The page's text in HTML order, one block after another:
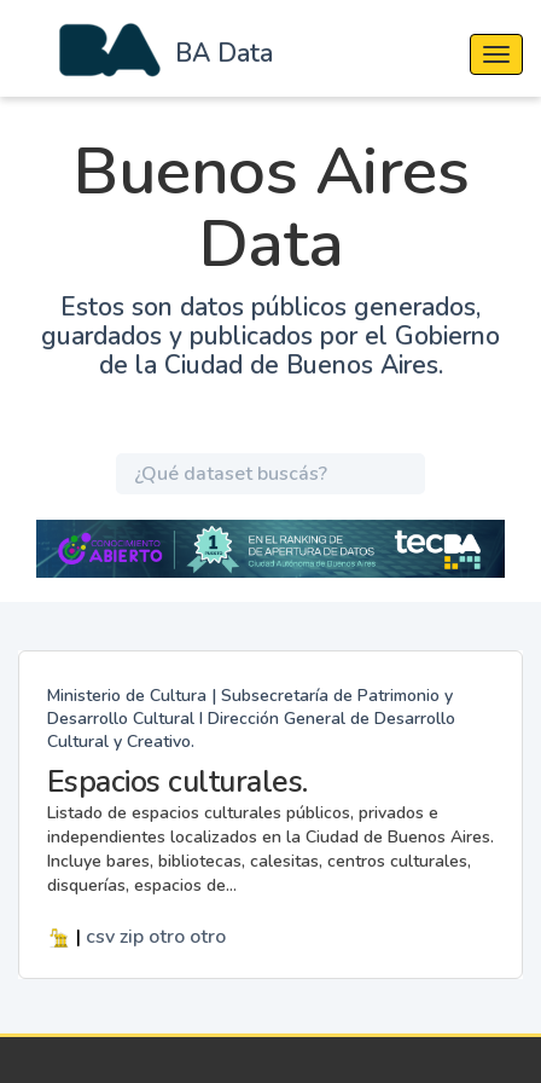
BA Data
Buenos Aires
Data
Estos son datos públicos generados,
guardados y publicados por el Gobierno
de la Ciudad de Buenos Aires.
Ministerio de Cultura | Subsecretaría de Patrimonio y
Desarrollo Cultural I Dirección General de Desarrollo
Cultural y Creativo.
Espacios culturales.
Listado de espacios culturales públicos, privados e
independientes localizados en la Ciudad de Buenos Aires.
Incluye bares, bibliotecas, calesitas, centros culturales,
disquerías, espacios de...
| csv zip otro otro